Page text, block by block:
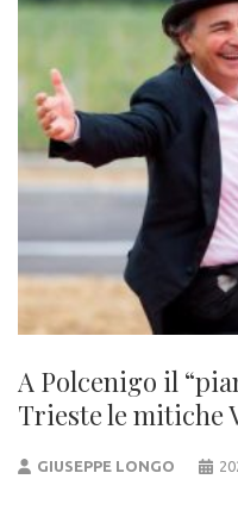
A Polcenigo il
Trieste le mitiche
GIUSEPPE LONGO